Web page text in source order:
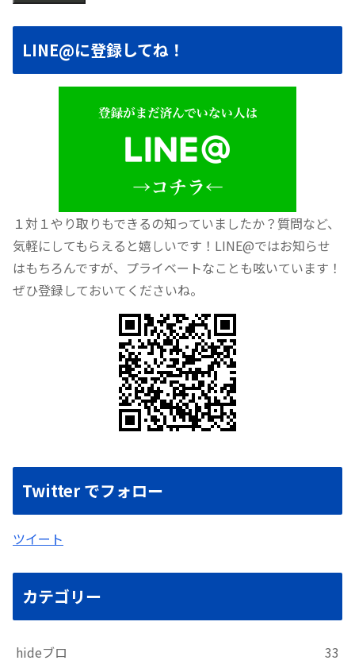
LINE@に登録してね！
１対１やり取りもできるの知っていましたか？質問など、
気軽にしてもらえると嬉しいです！LINE@ではお知らせ
はもちろんですが、プライベートなことも呟いています！
ぜひ登録しておいてくださいね。
Twitter でフォロー
ツイート
カテゴリー
hideブロ
33